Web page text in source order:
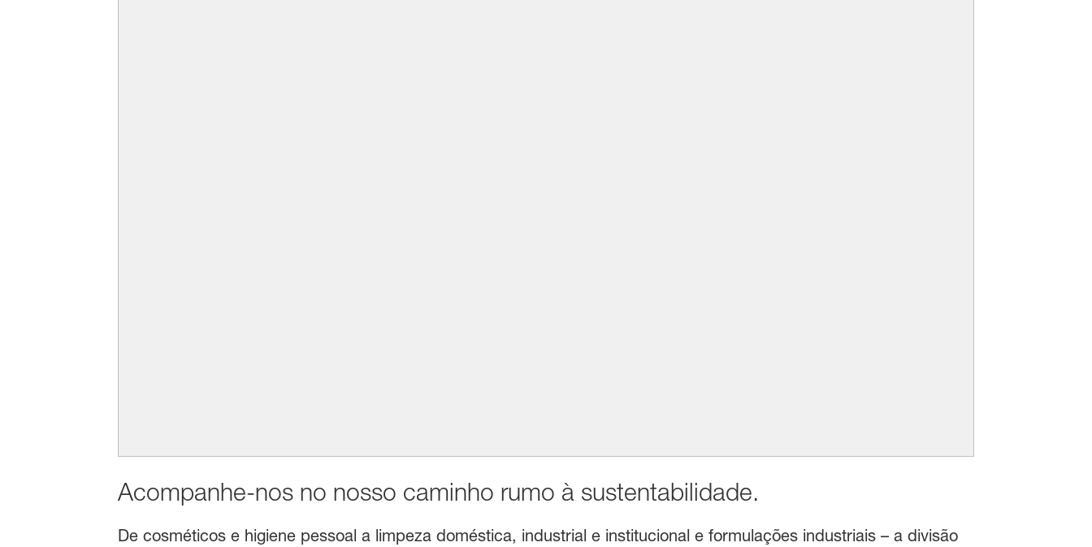
Acompanhe-nos no nosso caminho rumo à sustentabilidade.
De cosméticos e higiene pessoal a limpeza doméstica, industrial e institucional e formulações industriais – a divisão